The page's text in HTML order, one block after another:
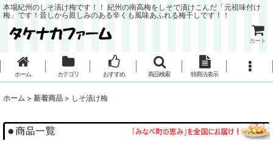
本場紀州のしそ漬け梅です！！ 紀州の南高梅をしそで漬けこんだ「元祖味付け
梅」です！昔しから親しみのある辛くも風味あふれる梅干しです！！
カート
ホーム カテゴリ おすすめ 商品検索 特商法表示
ホーム > 新着商品 > しそ漬け梅